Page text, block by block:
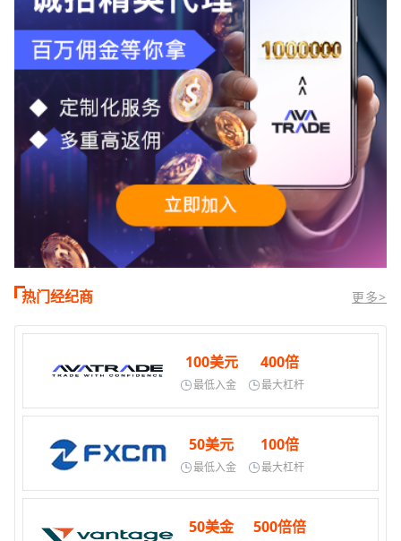
热门经纪商 更多>
100美元
最低入金
400倍
最大杠杆
50美元
最低入金
100倍
最大杠杆
50美金 500倍倍